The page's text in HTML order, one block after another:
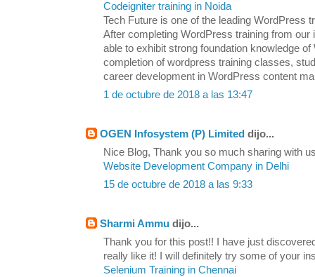
Codeigniter training in Noida
Tech Future is one of the leading WordPress
After completing WordPress training from our
able to exhibit strong foundation knowledge
completion of wordpress training classes,
career development in WordPress content
1 de octubre de 2018 a las 13:47
OGEN Infosystem (P) Limited dijo...
Nice Blog, Thank you so much sharing with
Website Development Company in Delhi
15 de octubre de 2018 a las 9:33
Sharmi Ammu dijo...
Thank you for this post!! I have just
really like it! I will definitely try some of your
Selenium Training in Chennai